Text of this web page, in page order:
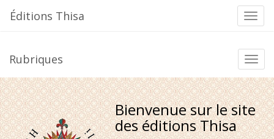
la
Éditions Thisa
la
Rubriques
Bienvenue sur le site
des éditions Thisa